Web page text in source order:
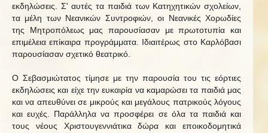
εκδηλώσεις. Σ' αυτές τα παιδιά των Κατηχητικών σχολείων,
τα μέλη των Νεανικών Συντροφιών, οι Νεανικές Χορωδίες
της Μητροπόλεως μας παρουσίασαν με πρωτοτυπία και
επιμέλεια επίκαιρα προγράμματα. Ιδιαιτέρως στο Καρλόβασι
παρουσίασαν σχετικό θεατρικό.
Ο Σεβασμιώτατος τίμησε με την παρουσία του τις εόρτιες
εκδηλώσεις και είχε την ευκαιρία να καμαρώσει τα παιδιά μας
και να απευθύνει σε μικρούς και μεγάλους πατρικούς λόγους
και ευχές. Παράλληλα να προσφέρει σε όλα τα παιδιά και
τους νέους Χριστουγεννιάτικα δώρα και εποικοδομητικά